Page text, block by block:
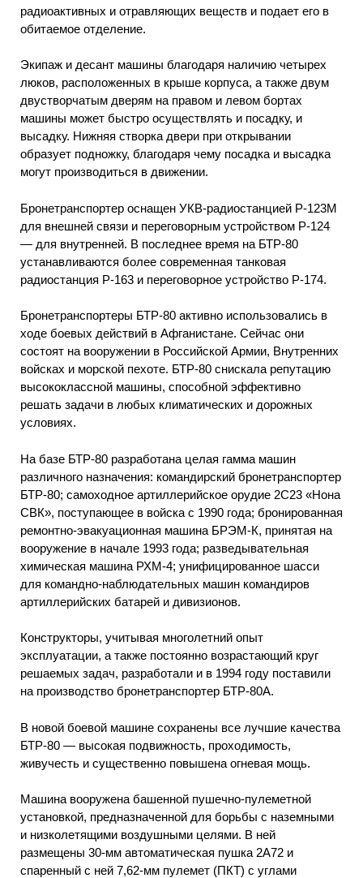
радиоактивных и отравляющих веществ и подает его в
обитаемое отделение.
Экипаж и десант машины благодаря наличию четырех
люков, расположенных в крыше корпуса, а также двум
двустворчатым дверям на правом и левом бортах
машины может быстро осуществлять и посадку, и
высадку. Нижняя створка двери при открывании
образует подножку, благодаря чему посадка и высадка
могут производиться в движении.
Бронетранспортер оснащен УКВ-радиостанцией Р-123М
для внешней связи и переговорным устройством Р-124
— для внутренней. В последнее время на БТР-80
устанавливаются более современная танковая
радиостанция Р-163 и переговорное устройство Р-174.
Бронетранспортеры БТР-80 активно использовались в
ходе боевых действий в Афганистане. Сейчас они
состоят на вооружении в Российской Армии, Внутренних
войсках и морской пехоте. БТР-80 снискала репутацию
высококлассной машины, способной эффективно
решать задачи в любых климатических и дорожных
условиях.
На базе БТР-80 разработана целая гамма машин
различного назначения: командирский бронетранспортер
БТР-80; самоходное артиллерийское орудие 2С23 «Нона
СВК», поступающее в войска с 1990 года; бронированная
ремонтно-эвакуационная машина БРЭМ-К, принятая на
вооружение в начале 1993 года; разведывательная
химическая машина РХМ-4; унифицированное шасси
для командно-наблюдательных машин командиров
артиллерийских батарей и дивизионов.
Конструкторы, учитывая многолетний опыт
эксплуатации, а также постоянно возрастающий круг
решаемых задач, разработали и в 1994 году поставили
на производство бронетранспортер БТР-80А.
В новой боевой машине сохранены все лучшие качества
БТР-80 — высокая подвижность, проходимость,
живучесть и существенно повышена огневая мощь.
Машина вооружена башенной пушечно-пулеметной
установкой, предназначенной для борьбы с наземными
и низколетящими воздушными целями. В ней
размещены 30-мм автоматическая пушка 2А72 и
спаренный с ней 7,62-мм пулемет (ПКТ) с углами